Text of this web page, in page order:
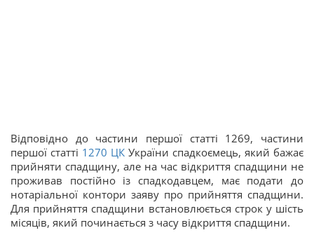
Відповідно до частини першої статті 1269, частини
першої статті 1270 ЦК України спадкоємець, який бажає
прийняти спадщину, але на час відкриття спадщини не
проживав постійно із спадкодавцем, має подати до
нотаріальної контори заяву про прийняття спадщини.
Для прийняття спадщини встановлюється строк у шість
місяців, який починається з часу відкриття спадщини.